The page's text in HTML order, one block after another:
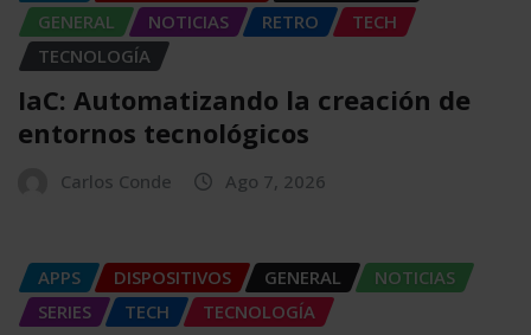
GENERAL
NOTICIAS RETRO
TECH
TECNOLOGÍA
IaC: Automatizando la creación de
entornos tecnológicos
Carlos Conde Ago 7, 2026
APPS DISPOSITIVOS GENERAL
NOTICIAS
SERIES
TECH TECNOLOGÍA